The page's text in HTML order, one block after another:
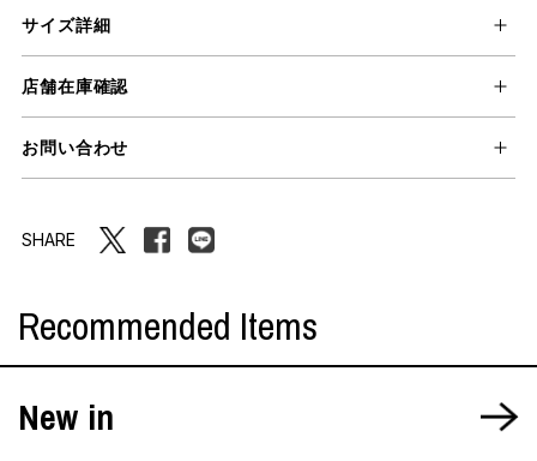
サイズ詳細
店舗在庫確認
お問い合わせ
SHARE
Recommended Items
New in